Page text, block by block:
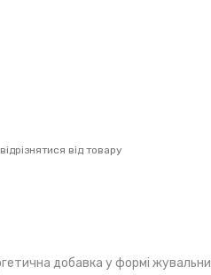
від товару
добавка у формі